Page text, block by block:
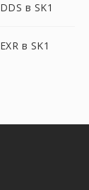
DDS в SK1
EXR в SK1